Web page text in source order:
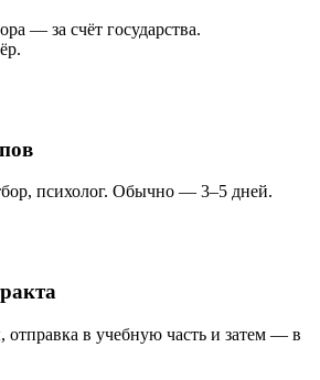
— за счёт государства.
психолог. Обычно — 3–5 дней.
в учебную часть и затем — в